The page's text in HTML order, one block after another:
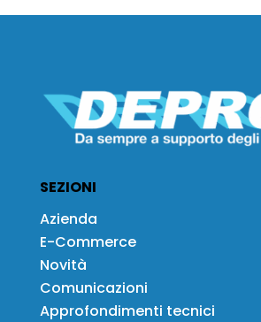
SEZIONI
Azienda
E-Commerce
Novità
Comunicazioni
Approfondimenti tecnici